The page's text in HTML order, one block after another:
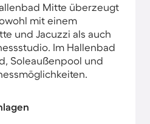
Mitte überzeugt
mit einem
und Jacuzzi als auch
Im Hallenbad
Soleaußenpool und